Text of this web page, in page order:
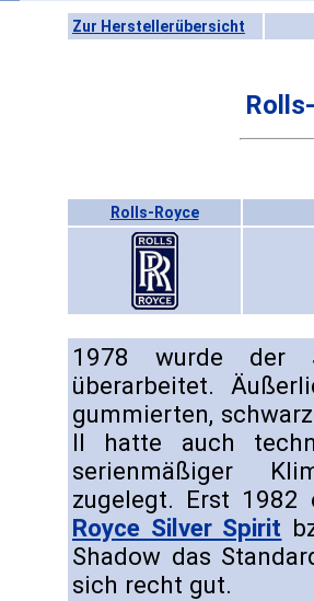
Zur Herstellerübersicht
Rolls-Royce
1978 wurde der
überarbeitet.
gummierten,
II hatte auch
serienmäßiger
zugelegt. Erst
Royce Silver Spirit
Shadow das
sich recht gut.